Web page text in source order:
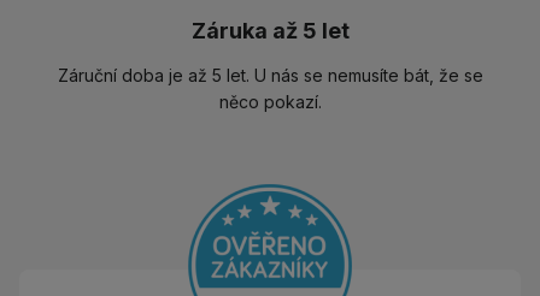
Záruka až 5 let
Záruční doba je až 5 let. U nás se nemusíte bát, že se
něco pokazí.